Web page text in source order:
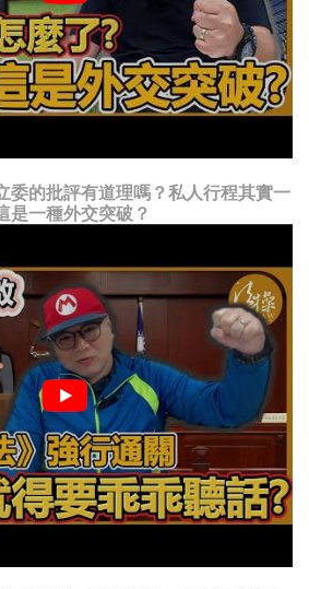
委的批評有道理嗎？私人行程其實一
是一種外交突破？